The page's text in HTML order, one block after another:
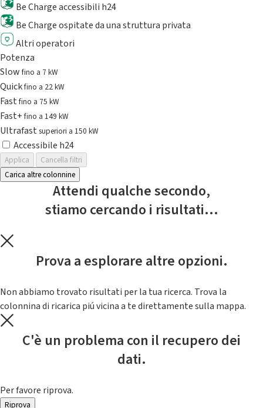
Be Charge accessibili h24
Be Charge ospitate da una struttura privata
Altri operatori
Potenza
Slowfino a 7 kW
Quickfino a 22 kW
Fastfino a 75 kW
Fast+fino a 149 kW
Ultrafast superiori a 150 kW
Accessibile h24
Applica
Cancella filtri
Carica altre colonnine
Attendi qualche secondo,
stiamo cercando i risultati...
Prova a esplorare altre opzioni.
Non abbiamo trovato risultati per la tua ricerca. Trova la
colonnina di ricarica piú vicina a te direttamente sulla mappa.
C'è un problema con il recupero dei
dati.
Per favore riprova.
Riprova